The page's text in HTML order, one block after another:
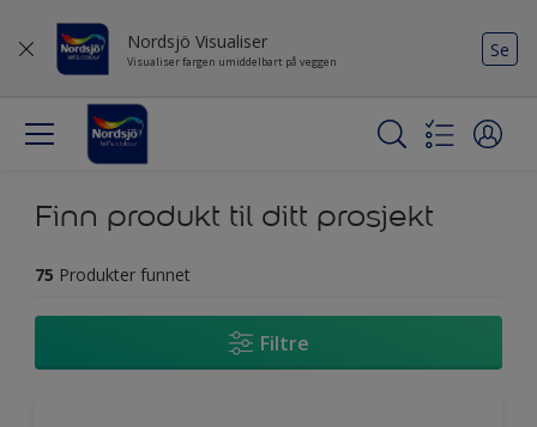
Nordsjö Visualiser
Visualiser fargen umiddelbart på veggen
Se
Finn produkt til ditt prosjekt
75 Produkter funnet
Filtre